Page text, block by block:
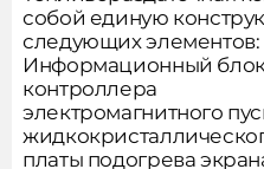
собой единую
следующих элементов:
Информационный
контроллера
электромагнитного
платы подогрева
Заполните
перезвоним
Подпишитесь
чтобы не
и новые
Товар